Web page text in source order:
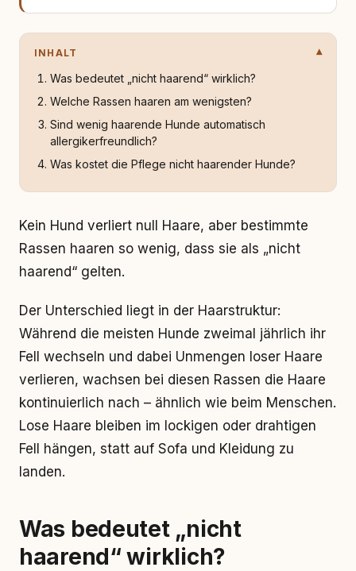
INHALT
Was bedeutet „nicht haarend“ wirklich?
Welche Rassen haaren am wenigsten?
Sind wenig haarende Hunde automatisch
allergikerfreundlich?
Was kostet die Pflege nicht haarender Hunde?
Kein Hund verliert null Haare, aber bestimmte
Rassen haaren so wenig, dass sie als „nicht
haarend“ gelten.
Der Unterschied liegt in der Haarstruktur:
Während die meisten Hunde zweimal jährlich ihr
Fell wechseln und dabei Unmengen loser Haare
verlieren, wachsen bei diesen Rassen die Haare
kontinuierlich nach – ähnlich wie beim Menschen.
Lose Haare bleiben im lockigen oder drahtigen
Fell hängen, statt auf Sofa und Kleidung zu
landen.
Was bedeutet „nicht
haarend“ wirklich?